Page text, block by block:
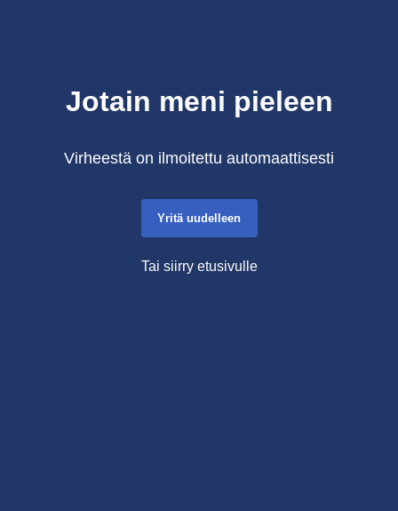
Jotain meni pieleen
Virheestä on ilmoitettu automaattisesti
Yritä uudelleen
Tai siirry etusivulle